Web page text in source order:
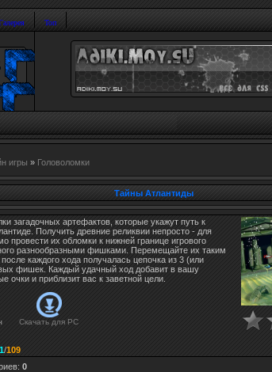
Топ
игры » Головоломки
Тайны Атлантиды
загадочных артефактов, которые укажут путь к
Получить древние реликвии непросто - для
провести их обломки к нижней границе игрового
разнообразными фишками. Перемещайте их таким
каждого хода получалась цепочка из 3 (или
фишек. Каждый удачный ход добавит в вашу
очки и приблизит вас к заветной цели.
Скачать для PC
/109
: 0